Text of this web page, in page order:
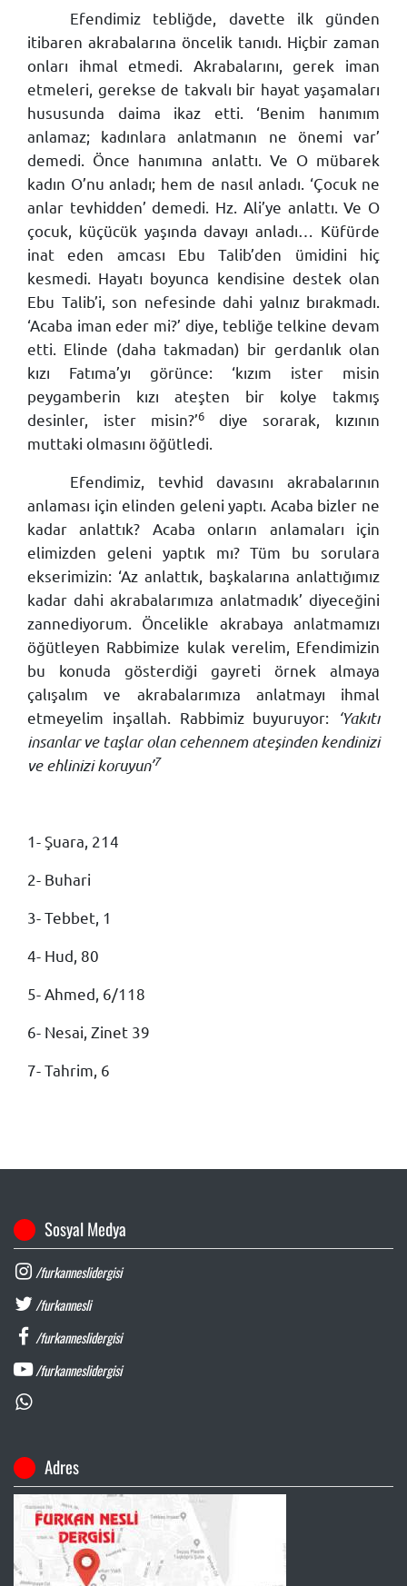
Efendimiz tebliğde, davette ilk günden
itibaren akrabalarına öncelik tanıdı. Hiçbir zaman
onları ihmal etmedi. Akrabalarını, gerek iman
etmeleri, gerekse de takvalı bir hayat yaşamaları
hususunda daima ikaz etti. ‘Benim hanımım
anlamaz; kadınlara anlatmanın ne önemi var’
demedi. Önce hanımına anlattı. Ve O mübarek
kadın O’nu anladı; hem de nasıl anladı. ‘Çocuk ne
anlar tevhidden’ demedi. Hz. Ali’ye anlattı. Ve O
çocuk, küçücük yaşında davayı anladı… Küfürde
inat eden amcası Ebu Talib’den ümidini hiç
kesmedi. Hayatı boyunca kendisine destek olan
Ebu Talib’i, son nefesinde dahi yalnız bırakmadı.
‘Acaba iman eder mi?’ diye, tebliğe telkine devam
etti. Elinde (daha takmadan) bir gerdanlık olan
kızı Fatıma’yı görünce: ‘kızım ister misin
peygamberin kızı ateşten bir kolye takmış
desinler, ister misin?’6 diye sorarak, kızının
muttaki olmasını öğütledi.
Efendimiz, tevhid davasını akrabalarının
anlaması için elinden geleni yaptı. Acaba bizler ne
kadar anlattık? Acaba onların anlamaları için
elimizden geleni yaptık mı? Tüm bu sorulara
ekserimizin: ‘Az anlattık, başkalarına anlattığımız
kadar dahi akrabalarımıza anlatmadık’ diyeceğini
zannediyorum. Öncelikle akrabaya anlatmamızı
öğütleyen Rabbimize kulak verelim, Efendimizin
bu konuda gösterdiği gayreti örnek almaya
çalışalım ve akrabalarımıza anlatmayı ihmal
etmeyelim inşallah. Rabbimiz buyuruyor:
‘Yakıtı
insanlar ve taşlar olan cehennem ateşinden kendinizi
ve ehlinizi koruyun’7
1- Şuara, 214
2- Buhari
3- Tebbet, 1
4- Hud, 80
5- Ahmed, 6/118
6- Nesai, Zinet 39
7- Tahrim, 6
Sosyal Medya
/furkanneslidergisi
/furkannesli
/furkanneslidergisi
/furkanneslidergisi
Adres